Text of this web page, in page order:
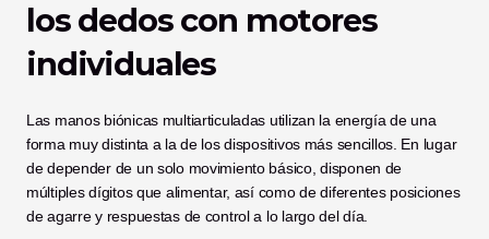
los dedos con motores
individuales
Las manos biónicas multiarticuladas utilizan la energía de una
forma muy distinta a la de los dispositivos más sencillos. En lugar
de depender de un solo movimiento básico, disponen de
múltiples dígitos que alimentar, así como de diferentes posiciones
de agarre y respuestas de control a lo largo del día.